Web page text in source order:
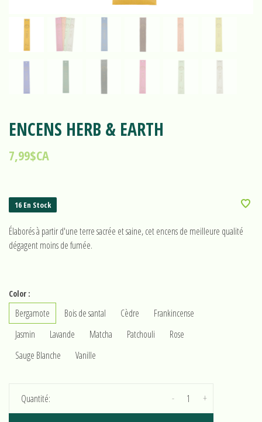
ENCENS HERB & EARTH
7,99$CA
16 En Stock
Élaborés à partir d'une terre sacrée et saine, cet encens de meilleure qualité
dégagent moins de fumée.
Color :
Bergamote Bois de santal Cèdre
Frankincense
Jasmin
Lavande Matcha Patchouli
Rose
Sauge Blanche
Vanille
Quantité: +
-